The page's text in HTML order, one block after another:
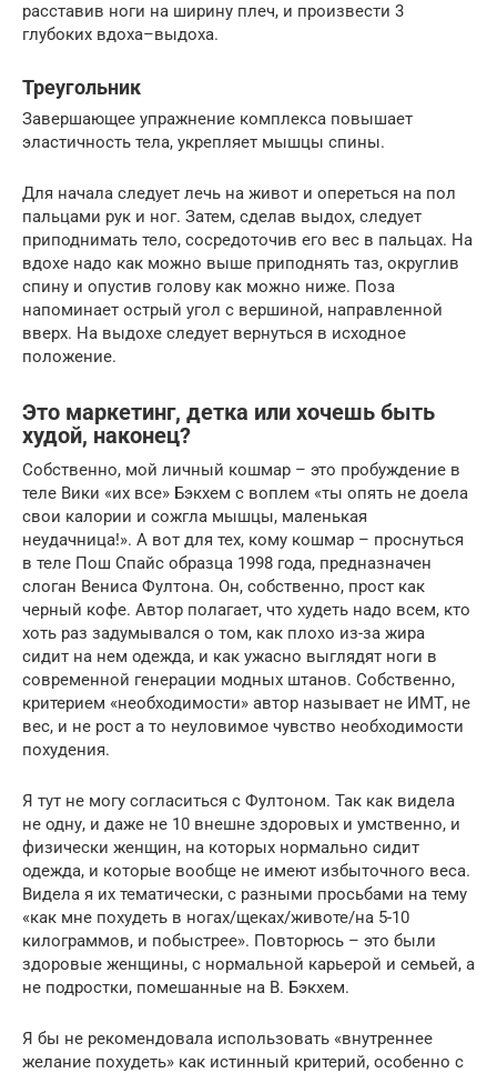
расставив ноги на ширину плеч, и произвести 3
глубоких вдоха–выдоха.
Треугольник
Завершающее упражнение комплекса повышает
эластичность тела, укрепляет мышцы спины.
Для начала следует лечь на живот и опереться на пол
пальцами рук и ног. Затем, сделав выдох, следует
приподнимать тело, сосредоточив его вес в пальцах. На
вдохе надо как можно выше приподнять таз, округлив
спину и опустив голову как можно ниже. Поза
напоминает острый угол с вершиной, направленной
вверх. На выдохе следует вернуться в исходное
положение.
Это маркетинг, детка или хочешь быть
худой, наконец?
Собственно, мой личный кошмар – это пробуждение в
теле Вики «их все» Бэкхем с воплем «ты опять не доела
свои калории и сожгла мышцы, маленькая
неудачница!». А вот для тех, кому кошмар – проснуться
в теле Пош Спайс образца 1998 года, предназначен
слоган Вениса Фултона. Он, собственно, прост как
черный кофе. Автор полагает, что худеть надо всем, кто
хоть раз задумывался о том, как плохо из-за жира
сидит на нем одежда, и как ужасно выглядят ноги в
современной генерации модных штанов. Собственно,
критерием «необходимости» автор называет не ИМТ, не
вес, и не рост а то неуловимое чувство необходимости
похудения.
Я тут не могу согласиться с Фултоном. Так как видела
не одну, и даже не 10 внешне здоровых и умственно, и
физически женщин, на которых нормально сидит
одежда, и которые вообще не имеют избыточного веса.
Видела я их тематически, с разными просьбами на тему
«как мне похудеть в ногах/щеках/животе/на 5-10
килограммов, и побыстрее». Повторюсь – это были
здоровые женщины, с нормальной карьерой и семьей, а
не подростки, помешанные на В. Бэкхем.
Я бы не рекомендовала использовать «внутреннее
желание похудеть» как истинный критерий, особенно с